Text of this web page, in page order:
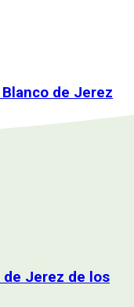
de Jerez
de Jerez de los